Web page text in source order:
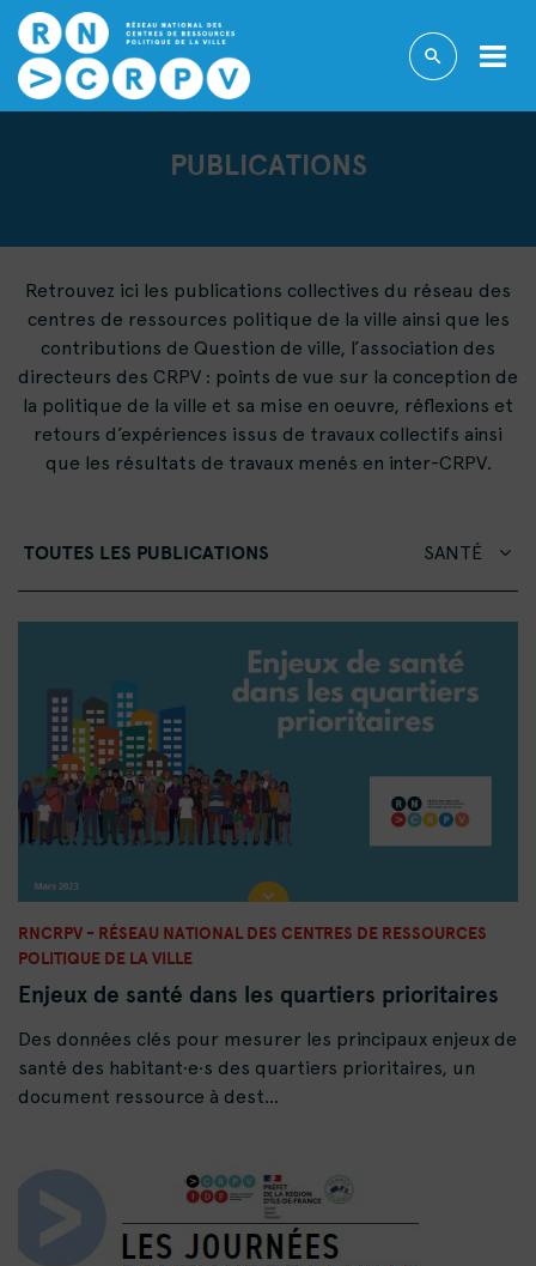
PUBLICATIONS
Retrouvez ici les publications collectives du réseau des
centres de ressources politique de la ville ainsi que les
contributions de Question de ville, l’association des
directeurs des CRPV : points de vue sur la conception de
la politique de la ville et sa mise en oeuvre, réflexions et
retours d’expériences issus de travaux collectifs ainsi
que les résultats de travaux menés en inter-CRPV.
TOUTES LES PUBLICATIONS SANTÉ
RNCRPV - RÉSEAU NATIONAL DES CENTRES DE RESSOURCES
POLITIQUE DE LA VILLE
Enjeux de santé dans les quartiers prioritaires
Des données clés pour mesurer les principaux enjeux de
santé des habitant·e·s des quartiers prioritaires, un
document ressource à dest...